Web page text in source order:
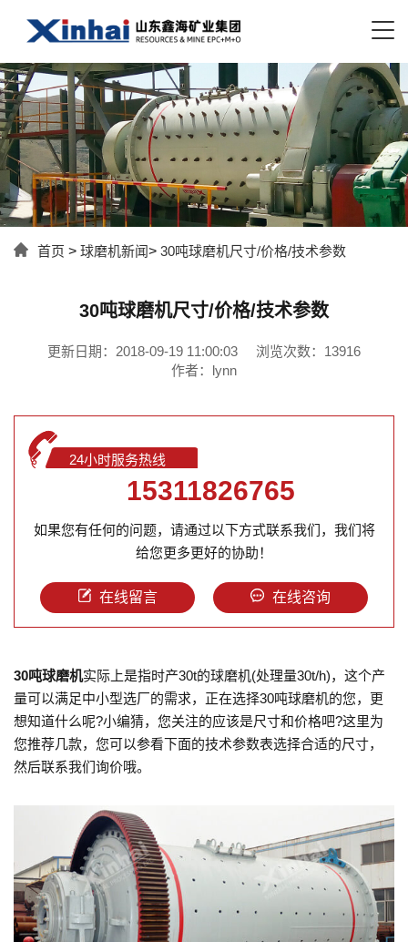
首页 > 球磨机新闻> 30吨球磨机尺寸/价格/技术参数
30吨球磨机尺寸/价格/技术参数
更新日期：2018-09-19 11:00:03
浏览次数：13916
作者：lynn
24小时服务热线
15311826765
如果您有任何的问题，请通过以下方式联系我们，我们将
给您更多更好的协助！
在线留言 在线咨询
30吨球磨机实际上是指时产30t的球磨机(处理量30t/h)，这个产
量可以满足中小型选厂的需求，正在选择30吨球磨机的您，更
想知道什么呢?小编猜，您关注的应该是尺寸和价格吧?这里为
您推荐几款，您可以参看下面的技术参数表选择合适的尺寸，
然后联系我们询价哦。